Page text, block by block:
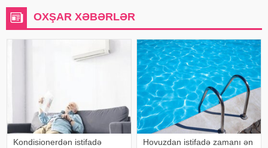
OXŞAR XƏBƏRLƏR
Kondisionerdən istifadə
Hovuzdan istifadə zamanı ən